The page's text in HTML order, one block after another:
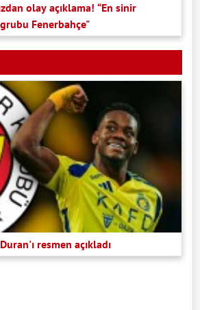
olay açıklama! “En sinir
Fenerbahçe"
resmen açıkladı